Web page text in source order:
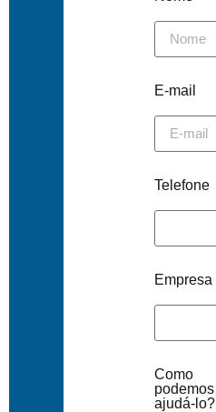
E-mail
Telefone
Empresa
Como
podemos
ajudá-lo?